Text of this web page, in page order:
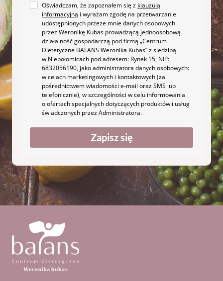
Oświadczam, że zapoznałem się z klauzulą
informacyjną i wyrażam zgodę na przetwarzanie
udostępnionych przeze mnie danych osobowych
przez Weronikę Kubas prowadzącą jednoosobową
działalność gospodarczą pod firmą „Centrum
Dietetyczne BALANS Weronika Kubas” z siedzibą
w Niepołomicach pod adresem: Rynek 15, NIP:
6832056190, jako administratora danych osobowych:
w celach marketingowych i kontaktowych (za
pośrednictwem wiadomości e-mail oraz SMS lub
telefonicznie), w szczególności w celu informowania
o ofertach specjalnych dotyczących produktów i usług
świadczonych przez Administratora.
Zapisz się